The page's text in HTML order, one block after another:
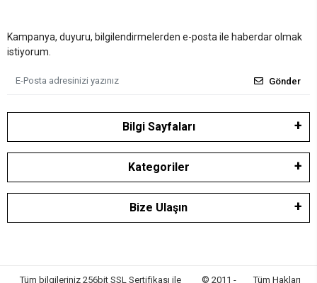
Kampanya, duyuru, bilgilendirmelerden e-posta ile haberdar olmak
istiyorum.
Gönder
Bilgi Sayfaları
Kategoriler
Bize Ulaşın
Tüm bilgileriniz 256bit SSL Sertifikası ile © 2011 - Tüm Hakları